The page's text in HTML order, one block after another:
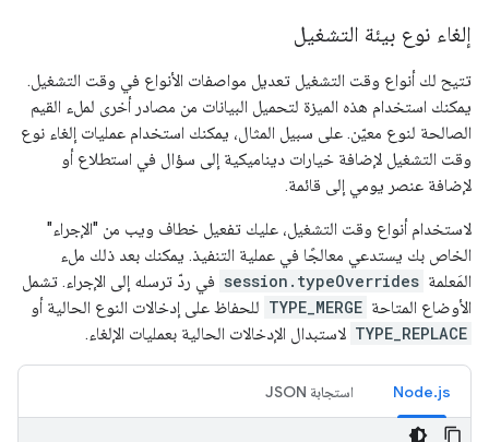
إلغاء نوع بيئة التشغيل
تتيح لك أنواع وقت التشغيل تعديل مواصفات الأنواع في وقت التشغيل.
يمكنك استخدام هذه الميزة لتحميل البيانات من مصادر أخرى لملء القيم
الصالحة لنوع معيّن. على سبيل المثال، يمكنك استخدام عمليات إلغاء نوع
وقت التشغيل لإضافة خيارات ديناميكية إلى سؤال في استطلاع أو
لإضافة عنصر يومي إلى قائمة.
لاستخدام أنواع وقت التشغيل، عليك تفعيل خطاف ويب من "الإجراء"
الخاص بك يستدعي معالجًا في عملية التنفيذ. يمكنك بعد ذلك ملء
المَعلمة session.typeOverrides في ردّ ترسله إلى الإجراء. تشمل
الأوضاع المتاحة TYPE_MERGE للحفاظ على إدخالات النوع الحالية أو
TYPE_REPLACE لاستبدال الإدخالات الحالية بعمليات الإلغاء.
Node.js استجابة JSON